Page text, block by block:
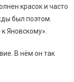
красок и часто
был поэтом.
Яновскому».
В нём он так